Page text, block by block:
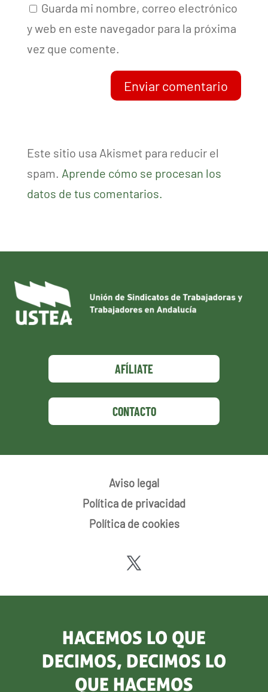
Guarda mi nombre, correo electrónico
y web en este navegador para la próxima
vez que comente.
Enviar comentario
Este sitio usa Akismet para reducir el
spam. Aprende cómo se procesan los
datos de tus comentarios.
AFÍLIATE
CONTACTO
Aviso legal
Política de privacidad
Política de cookies
HACEMOS LO QUE
DECIMOS, DECIMOS LO
QUE HACEMOS